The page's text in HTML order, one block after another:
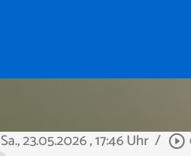
Sa., 23.05.2026, 17:46 Uhr / play_circle_outline